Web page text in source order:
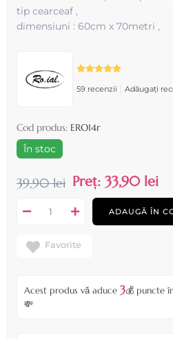
tip cearceaf ,
dimensiuni : 60cm x 70metri ,
59 recenzii Adăugați
Cod produs: ERO14r
În stoc
39,90 lei Preț: 33,90 lei
ADAUGĂ ÎN
Favorite
Acest produs vă aduce 3💰 puncte
💸